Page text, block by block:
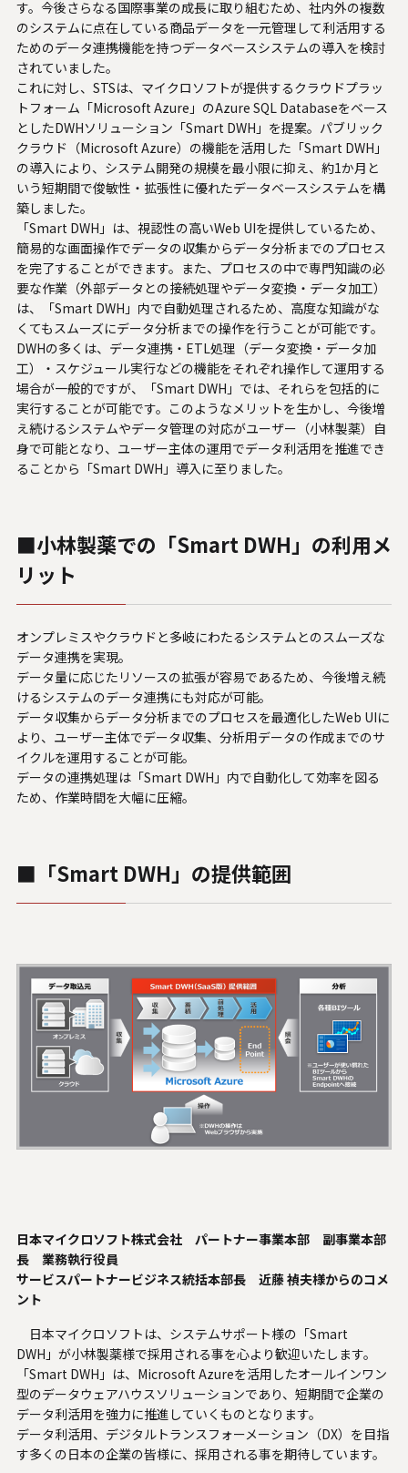
個人情報保護方針
個人情報の取り扱いについて
外部送信ポリシー
サイトのご利用について
反社会的勢力に対する基本方針
特定個人情報等の適正な取り扱いに関する基本方針
カスタマーハラスメントに関する指針
電子公告
ソーシャルメディアポリシー
システムサポートホールディングス
す。今後さらなる国際事業の成長に取り組むため、社内外の複数
のシステムに点在している商品データを一元管理して利活用する
ためのデータ連携機能を持つデータベースシステムの導入を検討
されていました。
これに対し、STSは、マイクロソフトが提供するクラウドプラッ
トフォーム「Microsoft Azure」のAzure SQL Databaseをベース
としたDWHソリューション「Smart DWH」を提案。パブリック
クラウド（Microsoft Azure）の機能を活用した「Smart DWH」
の導入により、システム開発の規模を最小限に抑え、約1か月と
いう短期間で俊敏性・拡張性に優れたデータベースシステムを構
築しました。
「Smart DWH」は、視認性の高いWeb UIを提供しているため、
簡易的な画面操作でデータの収集からデータ分析までのプロセス
を完了することができます。また、プロセスの中で専門知識の必
要な作業（外部データとの接続処理やデータ変換・データ加工）
は、「Smart DWH」内で自動処理されるため、高度な知識がな
くてもスムーズにデータ分析までの操作を行うことが可能です。
DWHの多くは、データ連携・ETL処理（データ変換・データ加
工）・スケジュール実行などの機能をそれぞれ操作して運用する
場合が一般的ですが、「Smart DWH」では、それらを包括的に
実行することが可能です。このようなメリットを生かし、今後増
え続けるシステムやデータ管理の対応がユーザー（小林製薬）自
身で可能となり、ユーザー主体の運用でデータ利活用を推進でき
ることから「Smart DWH」導入に至りました。
■小林製薬での「Smart DWH」の利用メ
リット
オンプレミスやクラウドと多岐にわたるシステムとのスムーズな
データ連携を実現。
データ量に応じたリソースの拡張が容易であるため、今後増え続
けるシステムのデータ連携にも対応が可能。
データ収集からデータ分析までのプロセスを最適化したWeb UIに
より、ユーザー主体でデータ収集、分析用データの作成までのサ
イクルを運用することが可能。
データの連携処理は「Smart DWH」内で自動化して効率を図る
ため、作業時間を大幅に圧縮。
■「Smart DWH」の提供範囲
日本マイクロソフト株式会社 パートナー事業本部 副事業本部
長 業務執行役員
サービスパートナービジネス統括本部長 近藤 禎夫様からのコメ
ント
日本マイクロソフトは、システムサポート様の「Smart
DWH」が小林製薬様で採用される事を心より歓迎いたします。
「Smart DWH」は、Microsoft Azureを活用したオールインワン
型のデータウェアハウスソリューションであり、短期間で企業の
データ利活用を強力に推進していくものとなります。
データ利活用、デジタルトランスフォーメーション（DX）を目指
す多くの日本の企業の皆様に、採用される事を期待しています。